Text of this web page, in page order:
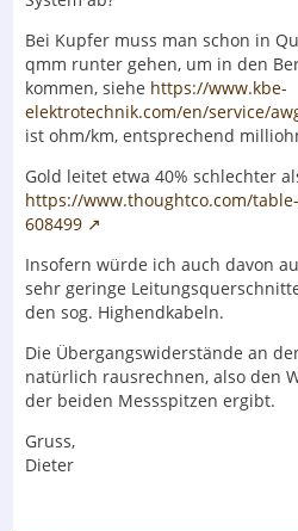
Bei Kupfer muss man schon in
qmm runter gehen, um in den
kommen, siehe https://www.kbe-
elektrotechnik.com/en/service/
ist ohm/km, entsprechend
Gold leitet etwa 40% schlechter
https://www.thoughtco.com/
608499
Insofern würde ich auch davon
sehr geringe
den sog. Highendkabeln.
Die Übergangswiderstände an
natürlich rausrechnen, also den
der beiden Messspitzen ergibt.
Gruss,
Dieter